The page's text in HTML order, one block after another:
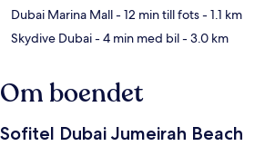
Dubai Marina Mall- 12 min till fots- 1.1 km
Skydive Dubai- 4 min med bil- 3.0 km
Om boendet
Sofitel Dubai Jumeirah Beach